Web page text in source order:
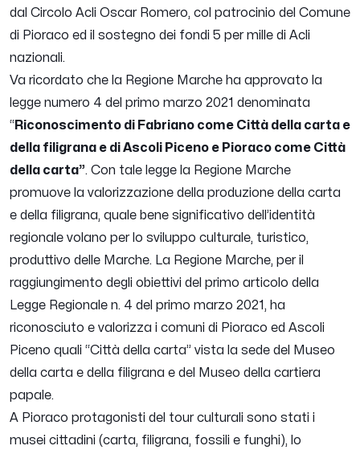
dal Circolo Acli Oscar Romero, col patrocinio del Comune
di Pioraco ed il sostegno dei fondi 5 per mille di Acli
nazionali.
Va ricordato che la Regione Marche ha approvato la
legge numero 4 del primo marzo 2021 denominata
“ Riconoscimento di Fabriano come Città della carta e
della filigrana e di Ascoli Piceno e Pioraco come Città
della carta”. Con tale legge la Regione Marche
promuove la valorizzazione della produzione della carta
e della filigrana, quale bene significativo dell’identità
regionale volano per lo sviluppo culturale, turistico,
produttivo delle Marche. La Regione Marche, per il
raggiungimento degli obiettivi del primo articolo della
Legge Regionale n. 4 del primo marzo 2021, ha
riconosciuto e valorizza i comuni di Pioraco ed Ascoli
Piceno quali “Città della carta” vista la sede del Museo
della carta e della filigrana e del Museo della cartiera
papale.
A Pioraco protagonisti del tour culturali sono stati i
musei cittadini (carta, filigrana, fossili e funghi), lo